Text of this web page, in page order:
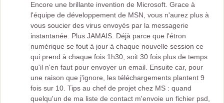
Encore une brillante invention de Microsoft. Grace à
l'équipe de développement de MSN, vous n'aurez plus à
vous soucier des virus envoyés par la messagerie
instantanée. Plus JAMAIS. Déjà parce que l'étron
numérique se fout à jour à chaque nouvelle session ce
qui prend à chaque fois 1h30, soit 30 fois plus de temps
qu'il n'en faut pour envoyer un email. Ensuite car, pour
une raison que j'ignore, les téléchargements plantent 9
fois sur 10. Tips au chef de projet chez MS : quand
quelqu'un de ma liste de contact m'envoie un fichier psd,